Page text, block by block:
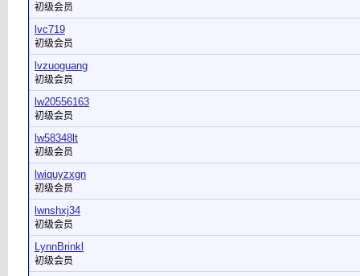
初级会员
lvc719
初级会员
lvzuoguang
初级会员
lw20556163
初级会员
lw58348lt
初级会员
lwiquyzxgn
初级会员
lwnshxj34
初级会员
LynnBrinkl
初级会员